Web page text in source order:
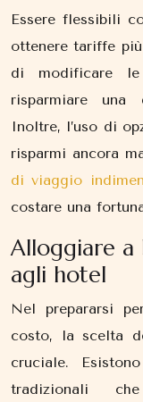
Essere flessibili
ottenere tariffe
di modificare
risparmiare una
Inoltre, l’uso di
risparmi ancora
di viaggio
costare una
Alloggiare a
agli hotel
Nel prepararsi
costo, la scelta
cruciale.
tradizionali